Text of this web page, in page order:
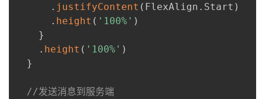
. justifyContent ( FlexAlign . Start )
. height ( '100%' )
}
. height ( '100%' )
}
//发送消息到服务端